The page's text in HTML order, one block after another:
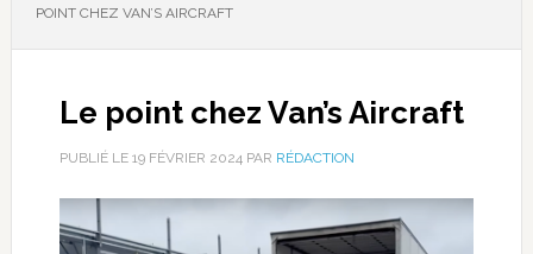
POINT CHEZ VAN’S AIRCRAFT
Le point chez Van’s Aircraft
PUBLIÉ LE 19 FÉVRIER 2024PAR RÉDACTION